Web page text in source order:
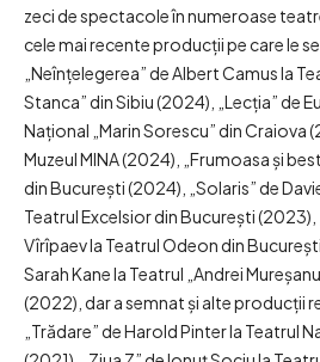
zeci de spectacole în numeroase
cele mai recente producții pe care le
„Neînțelegerea” de Albert Camus la
Stanca” din Sibiu (2024), „Lecția” de
Național „Marin Sorescu” din Craiova
Muzeul MINA (2024), „Frumoasa și
din București (2024), „Solaris” de
Teatrul Excelsior din București (2023),
Vîrîpaev la Teatrul Odeon din
Sarah Kane la Teatrul „Andrei
(2022), dar a semnat și alte producții
„Trădare” de Harold Pinter la Teatrul